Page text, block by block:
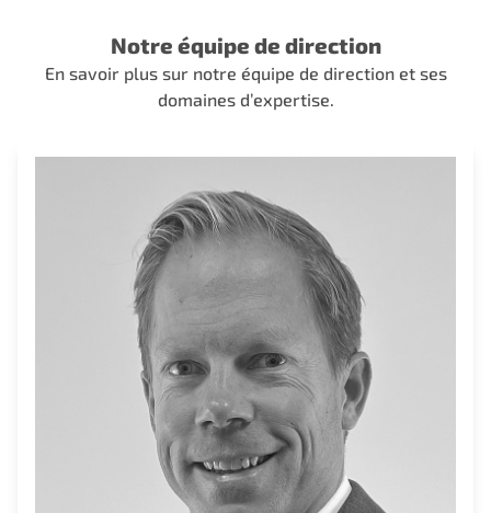
Notre équipe de direction
En savoir plus sur notre équipe de direction et ses
domaines d’expertise.